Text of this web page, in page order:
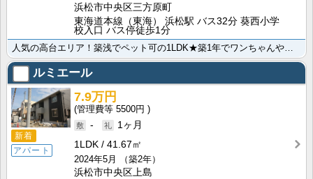
浜松市中央区三方原町
東海道本線（東海） 浜松駅 バス32分 葵西小学
校入口 バス停徒歩1分
人気の高台エリア！築浅でペット可の1LDK★築1年でワンちゃんや猫ちゃんと一緒に暮らせます！！インタ･･･
ルミエール
新着
アパート
7.9万円
5500円
-
1ヶ月
1LDK
41.67㎡
2024年5月
（築2年）
浜松市中央区上島